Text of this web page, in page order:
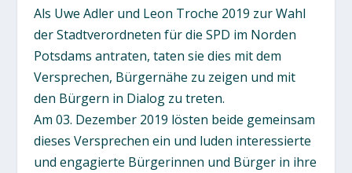
Als Uwe Adler und Leon Troche 2019 zur Wahl
der Stadtverordneten für die SPD im Norden
Potsdams antraten, taten sie dies mit dem
Versprechen, Bürgernähe zu zeigen und mit
den Bürgern in Dialog zu treten.
Am 03. Dezember 2019 lösten beide gemeinsam
dieses Versprechen ein und luden interessierte
und engagierte Bürgerinnen und Bürger in ihre